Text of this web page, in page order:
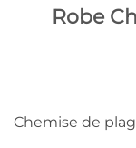
Robe
Chemise de